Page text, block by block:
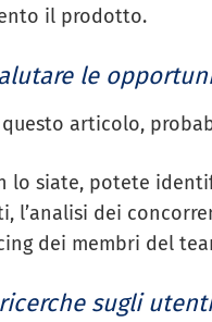
il prodotto.
le
articolo,
lo siate, potete
l’analisi dei
dei membri del
sugli